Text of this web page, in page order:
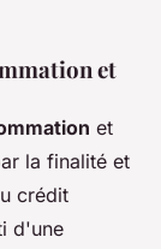
et
et
la finalité et
crédit
d'une